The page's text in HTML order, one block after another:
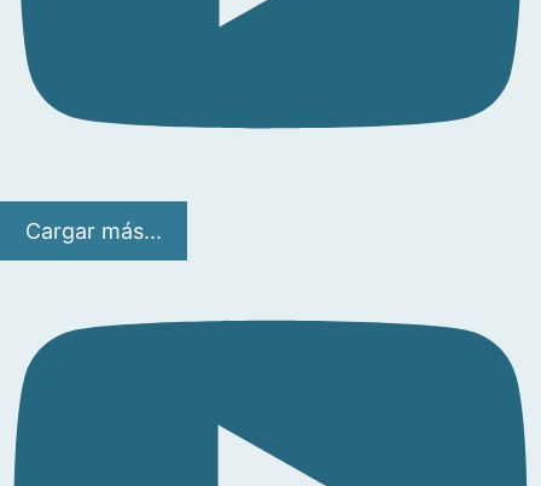
Cargar más...